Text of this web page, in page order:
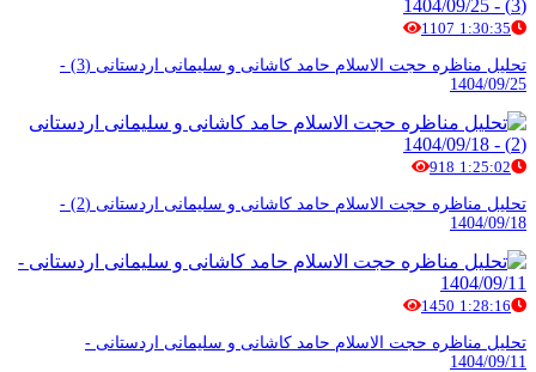
1:30:35
1107
تحلیل مناظره حجت الاسلام حامد کاشانی و سلیمانی اردستانی (3) -
1404/09/25
1:25:02
918
تحلیل مناظره حجت الاسلام حامد کاشانی و سلیمانی اردستانی (2) -
1404/09/18
1:28:16
1450
تحلیل مناظره حجت الاسلام حامد کاشانی و سلیمانی اردستانی -
1404/09/11